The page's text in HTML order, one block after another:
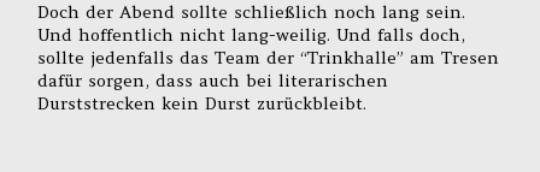
Doch der Abend sollte schließlich noch lang sein.
Und hoffentlich nicht lang-weilig. Und falls doch,
sollte jedenfalls das Team der “Trinkhalle” am Tresen
dafür sorgen, dass auch bei literarischen
Durststrecken kein Durst zurückbleibt.